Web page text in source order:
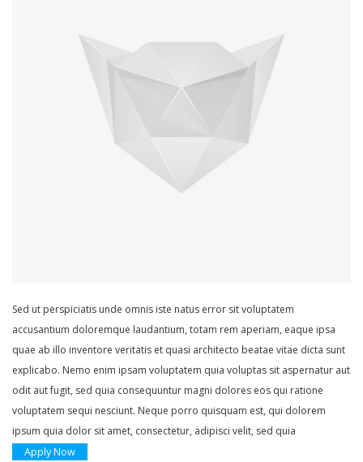
Sed ut perspiciatis unde omnis iste natus error sit voluptatem
accusantium doloremque laudantium, totam rem aperiam, eaque ipsa
quae ab illo inventore veritatis et quasi architecto beatae vitae dicta sunt
explicabo. Nemo enim ipsam voluptatem quia voluptas sit aspernatur aut
odit aut fugit, sed quia consequuntur magni dolores eos qui ratione
voluptatem sequi nesciunt. Neque porro quisquam est, qui dolorem
ipsum quia dolor sit amet, consectetur, adipisci velit, sed quia
Apply Now